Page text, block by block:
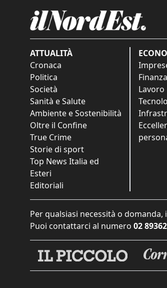
ATTUALITÀ
Cronaca
Politica
Società
Sanità e Salute
Ambiente e Sostenibilità
Oltre il Confine
True Crime
Storie di sport
Top News Italia ed
Esteri
Editoriali
Finanza
Lavoro
Per qualsiasi necessità o
Puoi contattarci al numero 02